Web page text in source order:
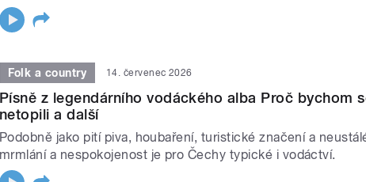
Folk a country 14. červenec 2026
Písně z legendárního vodáckého alba Proč bychom
netopili a další
Podobně jako pití piva, houbaření, turistické značení a
mrmlání a nespokojenost je pro Čechy typické i vodáctví.